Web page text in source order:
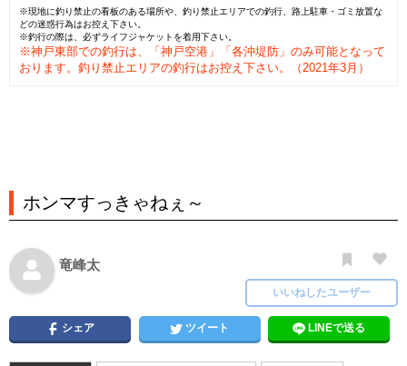
※現地に釣り禁止の看板のある場所や、釣り禁止エリアでの釣行、路上駐車・ゴミ放置な
どの迷惑行為はお控え下さい。
※釣行の際は、必ずライフジャケットを着用下さい。
※神戸東部での釣行は、「神戸空港」「各沖堤防」のみ可能となって
おります。釣り禁止エリアの釣行はお控え下さい。（2021年3月）
ホンマすっきゃねぇ～
竜峰太
いいねしたユーザー
シェア ツイート LINEで送る